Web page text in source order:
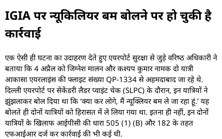
IGIA पर न्‍यूकिलियर बम बोलने पर हो चुकी है
कार्रवाई
एक ऐसी ही घटना का उदाहरण देते हुए एयरपोर्ट सुरक्षा से जुड़े वरिष्‍ठ अधिकारी ने
बताया कि 4 अप्रैल को जिग्‍नेश मालन और कश्‍यप कुमार नामक दो यात्री
आकासा एयरलाइंस की फ्लाइट संख्‍या QP-1334 से अहमदाबाद जा रहे थे.
दिल्‍ली एयरपोर्ट पर सेकेंडरी लैडर प्‍वाइंट चेक (SLPC) के दौरान, इन यात्रियों ने
झुंझलाकर बोल दिया था कि ‘क्‍या कर लोगे, मैं न्‍यूक्लियर बम ले जा रहा हूं.’ यह
बोलते ही दोनों यात्रियों को हिरासत में ले लिया गया था. इतना ही नहीं, इन दोनों
यात्रियों के खिलाफ आईपीसी की धारा 505 (1) (B) और 182 के तहत
एफआईआर दर्ज कर कार्रवाई की भी कई थी.